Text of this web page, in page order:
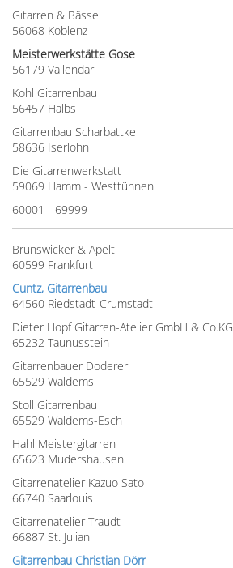
Gitarren & Bässe
56068 Koblenz
Meisterwerkstätte Gose
56179 Vallendar
Kohl Gitarrenbau
56457 Halbs
Gitarrenbau Scharbattke
58636 Iserlohn
Die Gitarrenwerkstatt
59069 Hamm - Westtünnen
60001 - 69999
Brunswicker & Apelt
60599 Frankfurt
Cuntz, Gitarrenbau
64560 Riedstadt-Crumstadt
Dieter Hopf Gitarren-Atelier GmbH & Co.KG
65232 Taunusstein
Gitarrenbauer Doderer
65529 Waldems
Stoll Gitarrenbau
65529 Waldems-Esch
Hahl Meistergitarren
65623 Mudershausen
Gitarrenatelier Kazuo Sato
66740 Saarlouis
Gitarrenatelier Traudt
66887 St. Julian
Gitarrenbau Christian Dörr